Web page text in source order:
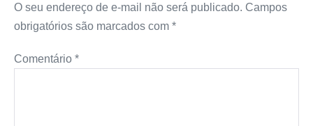
O seu endereço de e-mail não será publicado. Campos
obrigatórios são marcados com *
Comentário *